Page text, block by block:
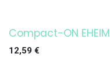
¡OFERTA!
Compact-ON EHEIM
12,59 €